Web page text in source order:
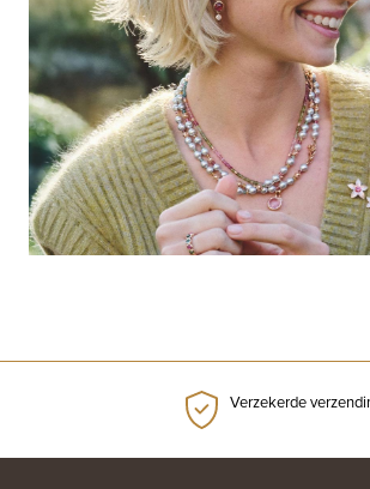
Verzekerde verzending